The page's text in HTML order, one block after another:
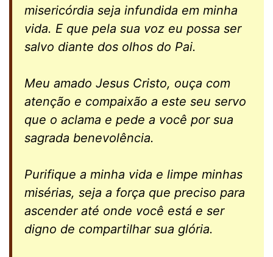
misericórdia seja infundida em minha
vida. E que pela sua voz eu possa ser
salvo diante dos olhos do Pai.
Meu amado Jesus Cristo, ouça com
atenção e compaixão a este seu servo
que o aclama e pede a você por sua
sagrada benevolência.
Purifique a minha vida e limpe minhas
misérias, seja a força que preciso para
ascender até onde você está e ser
digno de compartilhar sua glória.